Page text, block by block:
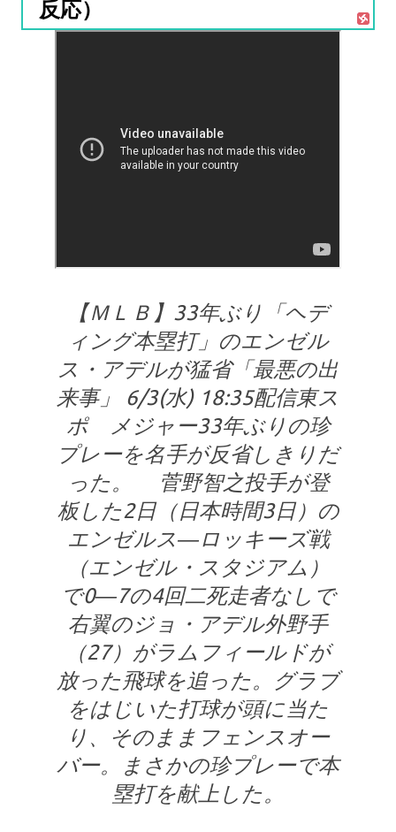
反応）
【ＭＬＢ】33年ぶり「ヘデ
ィング本塁打」のエンゼル
ス・アデルが猛省「最悪の出
来事」 6/3(水) 18:35配信東ス
ポ メジャー33年ぶりの珍
プレーを名手が反省しきりだ
った。 菅野智之投手が登
板した2日（日本時間3日）の
エンゼルス―ロッキーズ戦
（エンゼル・スタジアム）
で0―7の4回二死走者なしで
右翼のジョ・アデル外野手
（27）がラムフィールドが
放った飛球を追った。グラブ
をはじいた打球が頭に当た
り、そのままフェンスオー
バー。まさかの珍プレーで本
塁打を献上した。